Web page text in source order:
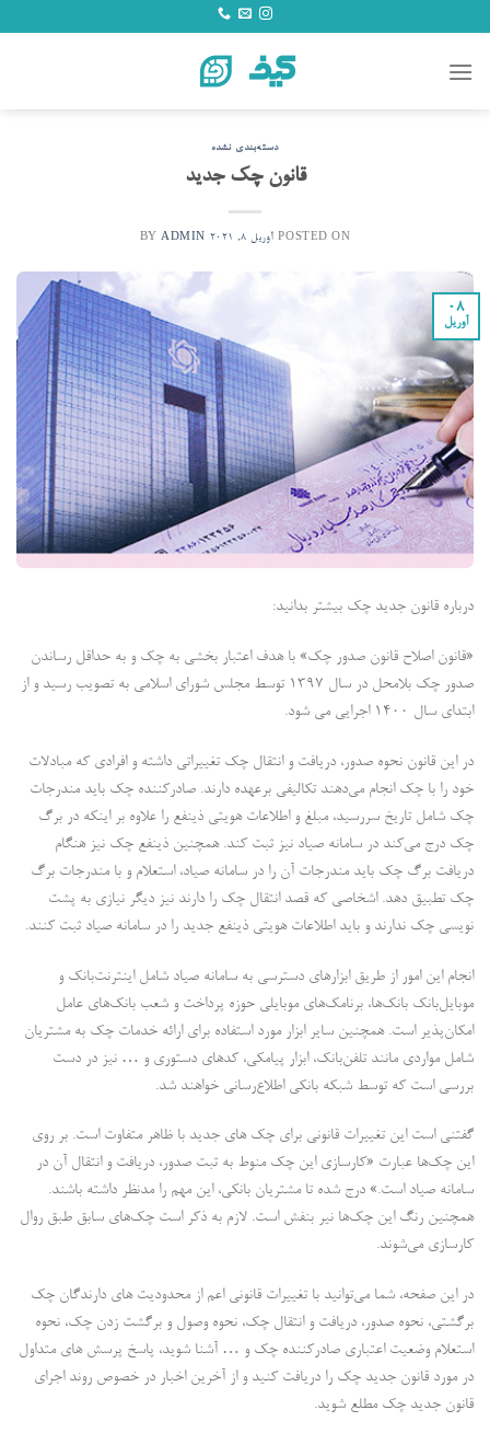
content
دسته‌بندی نشده
قانون چک جدید
POSTED ON آوریل 8, 2021 ADMIN
08
آوریل
درباره قانون جدید چک بیشتر بدانید:
«قانون اصلاح قانون صدور چک» با هدف اعتبار بخشی به چک و به حداقل رساندن
صدور چک بلامحل در سال ۱۳۹۷ توسط مجلس شورای اسلامی به تصویب رسید و از
ابتدای سال 1400 اجرایی می شود.
در این قانون نحوه صدور، دریافت و انتقال چک تغییراتی داشته و افرادی که مبادلات
خود را با چک انجام می‌دهند تکالیفی برعهده دارند. صادرکننده چک باید مندرجات
چک شامل تاریخ سررسید، مبلغ و اطلاعات هویتی ذینفع را علاوه بر اینکه در برگ
چک درج می‌کند در سامانه صیاد نیز ثبت کند. همچنین ذینفع چک نیز هنگام
دریافت برگ چک باید مندرجات آن را در سامانه صیاد، استعلام و با مندرجات برگ
چک تطبیق دهد. اشخاصی که قصد انتقال چک را دارند نیز دیگر نیازی به پشت
نویسی چک ندارند و باید اطلاعات هویتی ذینفع جدید را در سامانه صیاد ثبت کنند.
انجام این امور از طریق ابزارهای دسترسی به سامانه صیاد شامل اینترنت‌بانک و
موبایل‌بانک بانک‌ها، برنامک‌های موبایلی حوزه پرداخت و شعب بانک‌های عامل
امکان‌پذیر است. همچنین سایر ابزار مورد استفاده برای ارائه خدمات چک به مشتریان
شامل مواردی مانند تلفن‌بانک، ابزار پیامکی، کدهای دستوری و … نیز در دست
بررسی است که توسط شبکه بانکی اطلاع‌رسانی خواهند شد.
گفتنی است این تغییرات قانونی برای چک های جدید با ظاهر متفاوت است. بر روی
این چک‌ها عبارت «کارسازی این چک منوط به ثبت صدور، دریافت و انتقال آن در
سامانه صیاد است.» درج شده تا مشتریان بانکی، این مهم را مدنظر داشته باشند.
همچنین رنگ این چک‌ها نیر بنفش است. لازم به ذکر است چک‌های سابق طبق روال
کارسازی می‌شوند.
در این صفحه، شما می‌توانید با تغییرات قانونی اعم از محدودیت های دارندگان چک
برگشتی، نحوه صدور، دریافت و انتقال چک، نحوه وصول و برگشت زدن چک، نحوه
استعلام وضعیت اعتباری صادرکننده چک و … آشنا شوید، پاسخ پرسش های متداول
در مورد قانون جدید چک را دریافت کنید و از آخرین اخبار در خصوص روند اجرای
قانون جدید چک مطلع شوید.